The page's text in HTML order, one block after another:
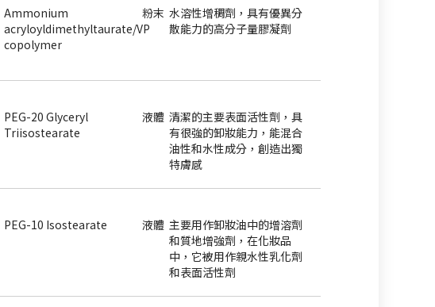
Ammonium
acryloyldimethyltaurate/VP
copolymer
粉末 水溶性增稠劑，具有優異分
散能力的高分子量膠凝劑
PEG-20 Glyceryl
Triisostearate
液體 清潔的主要表面活性劑，具
有很強的卸妝能力，能混合
油性和水性成分，創造出獨
特膚感
PEG-10 Isostearate 液體 主要用作卸妝油中的增溶劑
和質地增強劑，在化妝品
中，它被用作親水性乳化劑
和表面活性劑